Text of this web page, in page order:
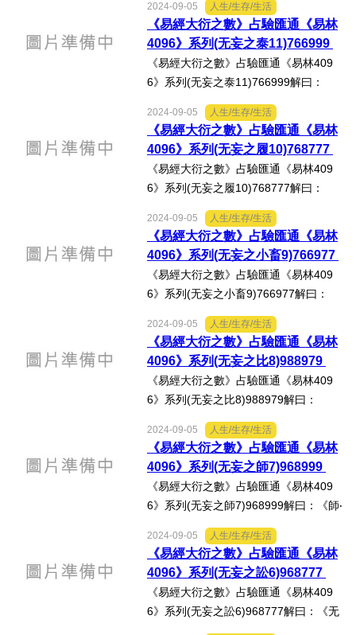
林‧无妄之否》：「天厭周德，命我南
國，以禮靜民，兵革休息。」心得分
享：按徐芹庭《焦氏易林新注...
2024-09-05 人生/生存/生活
《易經大衍之數》占驗匯通《易林
4096》系列(无妄之泰11)766999
《易經大衍之數》占驗匯通《易林409
6》系列(无妄之泰11)766999解曰：
吉。」《易林‧无妄之泰》：「登高上
山，賓於四門，吾士得歡，福為我
根。」心得分享：按徐芹庭《焦氏...
2024-09-05 人生/生存/生活
《易經大衍之數》占驗匯通《易林
4096》系列(无妄之履10)768777
《易經大衍之數》占驗匯通《易林409
6》系列(无妄之履10)768777解曰：
利有攸往。」《易林‧无妄之履》：「啞
啞笑喜，與歡飲酒，長樂行觴，千秋起
舞，拜受大福。」心得分...
2024-09-05 人生/生存/生活
《易經大衍之數》占驗匯通《易林
4096》系列(无妄之小畜9)766977
《易經大衍之數》占驗匯通《易林409
6》系列(无妄之小畜9)766977解曰：
不利有攸往。」《易林‧无妄之小畜》：
「鰍鰕去海，游于枯里，街巷迫狹，不
得自在，南北四極，渴餒成...
2024-09-05 人生/生存/生活
《易經大衍之數》占驗匯通《易林
4096》系列(无妄之比8)988979
《易經大衍之數》占驗匯通《易林409
6》系列(无妄之比8)988979解曰：
不寧方來，後夫凶。」《易林‧无妄之
比》：「持刀操肉，對酒不食，夫亡從
軍，長子入獄，抱膝獨宿。」...
2024-09-05 人生/生存/生活
《易經大衍之數》占驗匯通《易林
4096》系列(无妄之師7)968999
《易經大衍之數》占驗匯通《易林409
6》系列(无妄之師7)968999解曰：《師‧
妄之師》：「火起上門，不為我殘，跳
脫東西，獨得生完，不利出鄰，病疾憂
患。」心得分享：按徐...
2024-09-05 人生/生存/生活
《易經大衍之數》占驗匯通《易林
4096》系列(无妄之訟6)968777
《易經大衍之數》占驗匯通《易林409
6》系列(无妄之訟6)968777解曰：《无